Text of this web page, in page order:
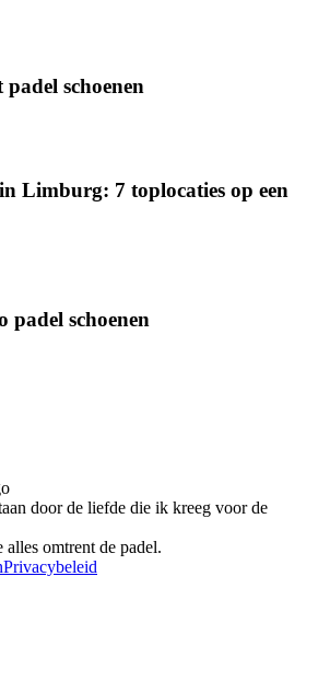
schoenen
Limburg: 7 toplocaties op een
padel schoenen
door de liefde die ik kreeg voor de
omtrent de padel.
Privacybeleid